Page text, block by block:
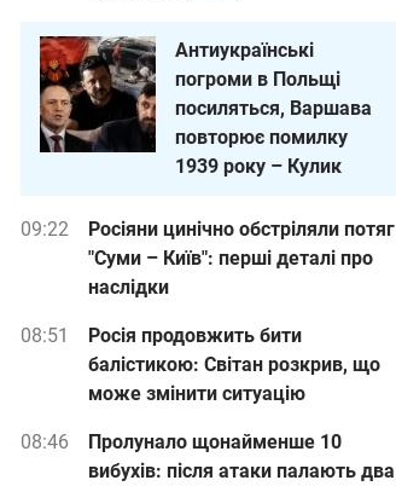
Антиукраїнські
погроми в Польщі
посиляться, Варшава
повторює помилку
1939 року – Кулик
09:22
Росіяни цинічно обстріляли потяг
"Суми – Київ": перші деталі про
наслідки
08:51
Росія продовжить бити
балістикою: Світан розкрив, що
може змінити ситуацію
08:46
Пролунало щонайменше 10
вибухів: після атаки палають два